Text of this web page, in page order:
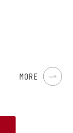
MORE